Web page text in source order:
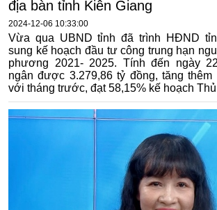
địa bàn tỉnh Kiên Giang
2024-12-06 10:33:00
Vừa qua UBND tỉnh đã trình HĐND
sung kế hoạch đầu tư công trung hạn
phương 2021- 2025. Tính đến ngày
ngân được 3.279,86 tỷ đồng, tăng
với tháng trước, đạt 58,15% kế hoạch